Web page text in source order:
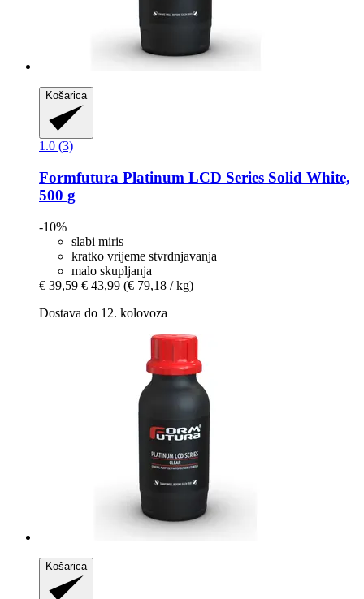
Košarica
1.0 (3)
Formfutura Platinum LCD Series Solid White,
500 g
-10%
slabi miris
kratko vrijeme stvrdnjavanja
malo skupljanja
€ 39,59 € 43,99 (€ 79,18 / kg)
Dostava do 12. kolovoza
Košarica